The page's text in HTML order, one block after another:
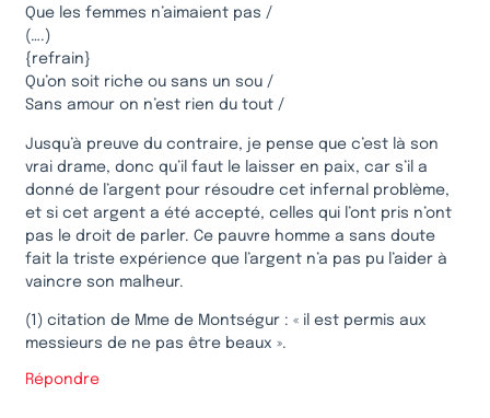
Que les femmes n’aimaient pas /
(….)
{refrain}
Qu’on soit riche ou sans un sou /
Sans amour on n’est rien du tout /
Jusqu’à preuve du contraire, je pense que c’est là son
vrai drame, donc qu’il faut le laisser en paix, car s’il a
donné de l’argent pour résoudre cet infernal problème,
et si cet argent a été accepté, celles qui l’ont pris n’ont
pas le droit de parler. Ce pauvre homme a sans doute
fait la triste expérience que l’argent n’a pas pu l’aider à
vaincre son malheur.
(1) citation de Mme de Montségur : « il est permis aux
messieurs de ne pas être beaux ».
Répondre